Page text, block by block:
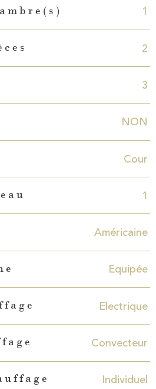
1
2
3
NON
Cour
1
Américaine
Equipée
Electrique
Convecteur
Individuel